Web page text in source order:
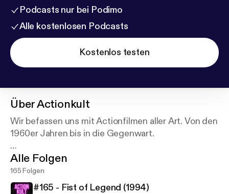
Podcasts nur bei Podimo
Alle kostenlosen Podcasts
Kostenlos testen
ÜberActionkult
Wir befassen uns mit Actionfilmen aller Art. Von den
1960er Jahren bis in die Gegenwart.
Moderation: Dominik Hug
Alle Folgen
165 Folgen
#165 - Fist of Legend (1994)